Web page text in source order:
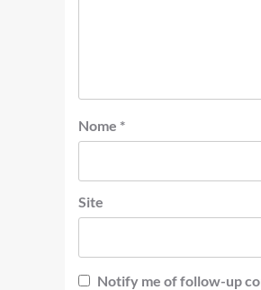
Nome *
Site
Notify me of follow-up